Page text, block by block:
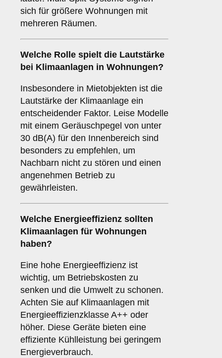
sich für größere Wohnungen mit
mehreren Räumen.
Welche Rolle spielt die Lautstärke
bei Klimaanlagen in Wohnungen?
Insbesondere in Mietobjekten ist die
Lautstärke der Klimaanlage ein
entscheidender Faktor. Leise Modelle
mit einem Geräuschpegel von unter
30 dB(A) für den Innenbereich sind
besonders zu empfehlen, um
Nachbarn nicht zu stören und einen
angenehmen Betrieb zu
gewährleisten.
Welche Energieeffizienz sollten
Klimaanlagen für Wohnungen
haben?
Eine hohe Energieeffizienz ist
wichtig, um Betriebskosten zu
senken und die Umwelt zu schonen.
Achten Sie auf Klimaanlagen mit
Energieeffizienzklasse A++ oder
höher. Diese Geräte bieten eine
effiziente Kühlleistung bei geringem
Energieverbrauch.